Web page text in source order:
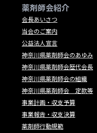
薬剤師会紹介
会長あいさつ
当会のご案内
公益法人宣言
神奈川県薬剤師会のあゆみ
神奈川県薬剤師会歴代会長
神奈川県薬剤師会の組織
神奈川県薬剤師会 定款等
事業計画・収支予算
事業報告・収支決算
薬剤師行動規範